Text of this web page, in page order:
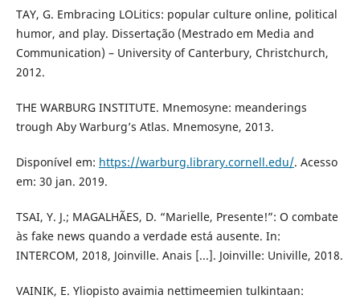
TAY, G. Embracing LOLitics: popular culture online, political
humor, and play. Dissertação (Mestrado em Media and
Communication) – University of Canterbury, Christchurch,
2012.
THE WARBURG INSTITUTE. Mnemosyne: meanderings
trough Aby Warburg’s Atlas. Mnemosyne, 2013.
Disponível em: https://warburg.library.cornell.edu/. Acesso
em: 30 jan. 2019.
TSAI, Y. J.; MAGALHÃES, D. “Marielle, Presente!”: O combate
às fake news quando a verdade está ausente. In:
INTERCOM, 2018, Joinville. Anais [...]. Joinville: Univille, 2018.
VAINIK, E. Yliopisto avaimia nettimeemien tulkintaan: